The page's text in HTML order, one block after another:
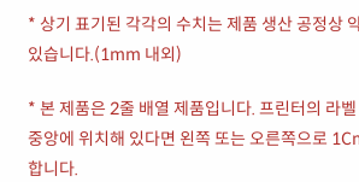
* 상기 표기된 각각의 수치는 제품 생산 공정상
있습니다.(1mm 내외)
* 본 제품은 2줄 배열 제품입니다. 프린터의 라
중앙에 위치해 있다면 왼쪽 또는 오른쪽으로
합니다.